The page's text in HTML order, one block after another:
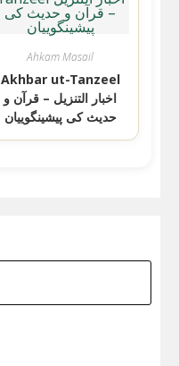
Ahkam Masail
Akhbar ut-Tanzeel
اخبار التنزیل – قرآن و
حدیث کی پیشینگوییان